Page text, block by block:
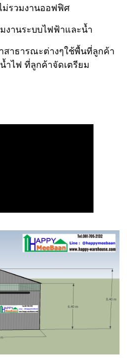
ม่รวมงานออฟฟิศ
งานระบบไฟฟ้าและน้ำ
สาธารณะต่างๆใช้พื้นที่ลูกค้า
ำไฟ ที่ลูกค้าจัดเตรียม